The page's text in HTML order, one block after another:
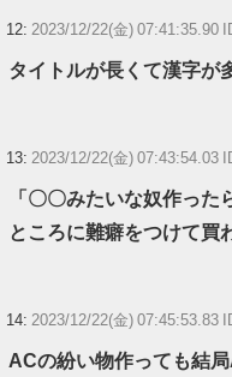
12: 2023/12/22(金) 07:41:35.90
タイトルが長くて漢字が
13: 2023/12/22(金) 07:43:54.03
「〇〇みたいな奴作っ
ところに難癖をつけて買
14: 2023/12/22(金) 07:45:53.83
ACの紛い物作っても結